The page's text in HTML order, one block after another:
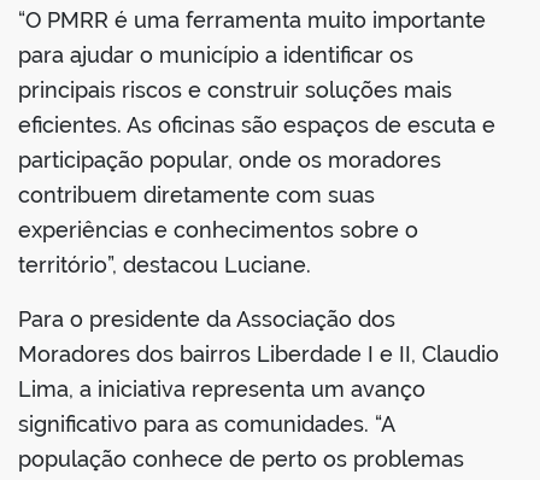
“O PMRR é uma ferramenta muito importante
para ajudar o município a identificar os
principais riscos e construir soluções mais
eficientes. As oficinas são espaços de escuta e
participação popular, onde os moradores
contribuem diretamente com suas
experiências e conhecimentos sobre o
território”, destacou Luciane.
Para o presidente da Associação dos
Moradores dos bairros Liberdade I e II, Claudio
Lima, a iniciativa representa um avanço
significativo para as comunidades. “A
população conhece de perto os problemas